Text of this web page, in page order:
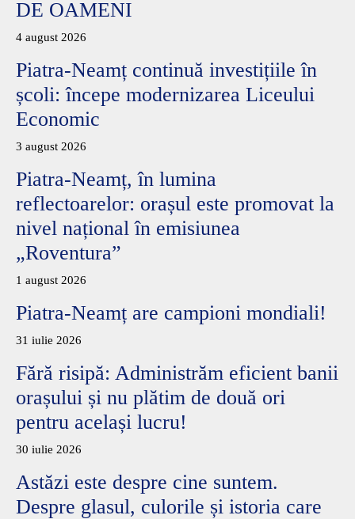
DE OAMENI
4 august 2026
Piatra-Neamț continuă investițiile în
școli: începe modernizarea Liceului
Economic
3 august 2026
Piatra-Neamț, în lumina
reflectoarelor: orașul este promovat la
nivel național în emisiunea
„Roventura”
1 august 2026
Piatra-Neamț are campioni mondiali!
31 iulie 2026
Fără risipă: Administrăm eficient banii
orașului și nu plătim de două ori
pentru același lucru!
30 iulie 2026
Astăzi este despre cine suntem.
Despre glasul, culorile și istoria care